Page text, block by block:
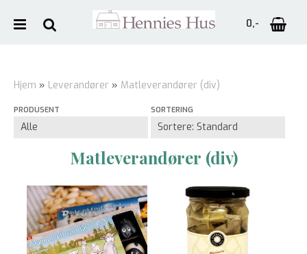
0,-
Hjem » Leverandører » Matleverandører (div)
PRODUSENT SORTERING
Matleverandører (div)Trykk ENTER for å søke